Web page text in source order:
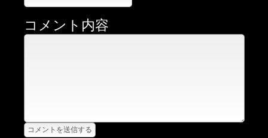
コメント内容